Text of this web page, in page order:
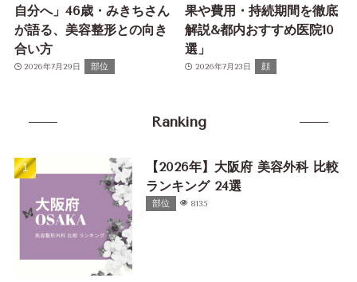
自分へ」46歳・みきちさん
が語る、美容整形との向き
合い方
2026年7月29日 部位
果や費用・持続期間を徹底
解説&都内おすすめ医院10
選」
2026年7月23日 顔
Ranking
【2026年】大阪府 美容外科 比較
ランキング 24選
部位 8135